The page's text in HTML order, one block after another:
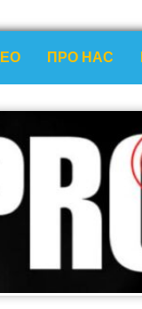
ПРО НАС